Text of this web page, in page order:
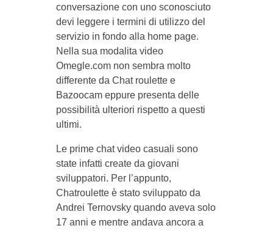
conversazione con uno sconosciuto
devi leggere i termini di utilizzo del
servizio in fondo alla home page.
Nella sua modalita video
Omegle.com non sembra molto
differente da Chat roulette e
Bazoocam eppure presenta delle
possibilità ulteriori rispetto a questi
ultimi.
Le prime chat video casuali sono
state infatti create da giovani
sviluppatori. Per l’appunto,
Chatroulette è stato sviluppato da
Andrei Ternovsky quando aveva solo
17 anni e mentre andava ancora a